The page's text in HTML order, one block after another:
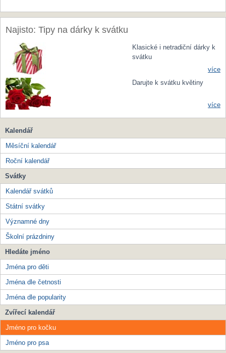
Najisto: Tipy na dárky k svátku
Klasické i netradiční dárky k
svátku
více
Darujte k svátku květiny
více
Kalendář
Měsíční kalendář
Roční kalendář
Svátky
Kalendář svátků
Státní svátky
Významné dny
Školní prázdniny
Hledáte jméno
Jména pro děti
Jména dle četnosti
Jména dle popularity
Zvířecí kalendář
Jméno pro kočku
Jméno pro psa